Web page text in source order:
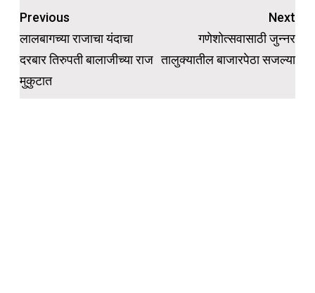
Post
navigation
Previous
लालबागच्या राजाचा यंदाचा
दरबार तिरुपती बालाजीच्या राज
मुकुटात
Next
गणेशोत्सवासाठी जुन्नर
तालुक्यातील बाजारपेठा सजल्या